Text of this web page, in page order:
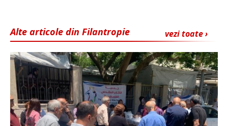
vezi toate ›
Alte articole din Filantropie